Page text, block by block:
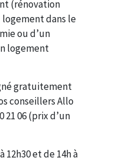
(rénovation
dans le
ou d’un
logement
gratuitement
conseillers Allo
21 06 (prix d’un
12h30 et de 14h à